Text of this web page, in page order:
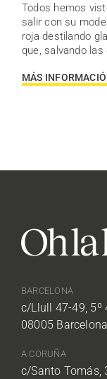
Todos hemos
salir con su
roja destilando
que, salvando
MÁS
BARCELONA
c/Llull 47-49, 5º
08005 Barcelona
A CORUÑA
c/Santo Tomás,